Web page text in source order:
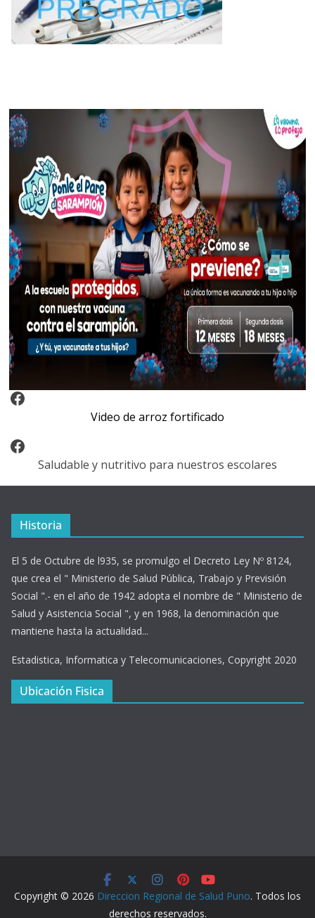
Video Arroz Fortificado
Video de arroz fortificado
Facebook
Saludable y nutritivo para nuestros escolares
Historia
El 5 de Octubre de l935, se promulgo el Decreto Ley Nº 8124,
que crea el " Ministerio de Salud Pública, Trabajo y Previsión
Social ".- en el año de 1942 adopta el nombre de " Ministerio de
Salud y Asistencia Social ", y en 1968, la denominación que
mantiene hasta la actualidad...
Estadistica, Informatica y Telecomunicaciones, Copyright 2020
Ubicación Fisica
Copyright © 2026 Direccion Regional de Salud Puno. Todos los
derechos reservados.